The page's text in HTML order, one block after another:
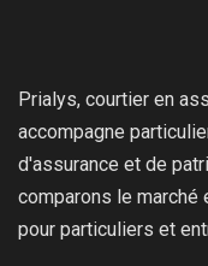
Prialys, courtier en
accompagne
d'assurance et de
comparons le
pour particuliers et